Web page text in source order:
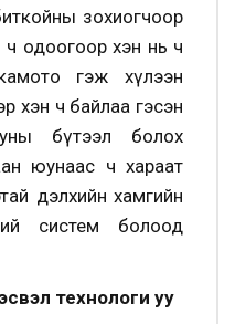
зохиогчоор
ч одоогоор хэн нь ч
гэж хүлээн
хэн ч байлаа гэсэн
бүтээл болох
юунаас ч хараат
дэлхийн хамгийн
систем болоод
технологи уу